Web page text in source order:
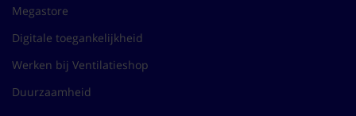
Megastore
Digitale toegankelijkheid
Werken bij Ventilatieshop
Duurzaamheid